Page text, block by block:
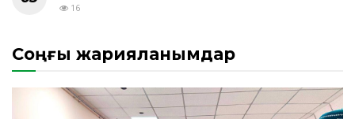
16
Соңғы жарияланымдар